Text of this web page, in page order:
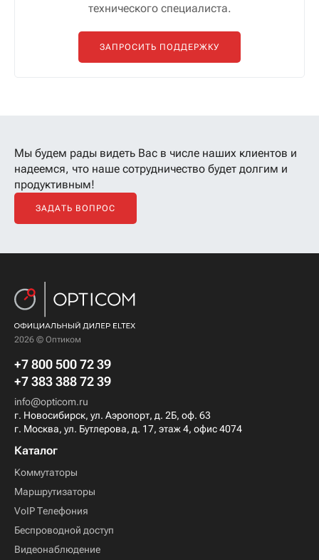
технического специалиста.
ЗАПРОСИТЬ ПОДДЕРЖКУ
Мы будем рады видеть Вас в числе наших клиентов и
надеемся, что наше сотрудничество будет долгим и
продуктивным!
ЗАДАТЬ ВОПРОС
2026 © Оптиком
+7 800 500 72 39
+7 383 388 72 39
info@opticom.ru
г. Новосибирск, ул. Аэропорт, д. 2Б, оф. 63
г. Москва, ул. Бутлерова, д. 17, этаж 4, офис 4074
Каталог
Коммутаторы
Маршрутизаторы
VoIP Телефония
Беспроводной доступ
Видеонаблюдение